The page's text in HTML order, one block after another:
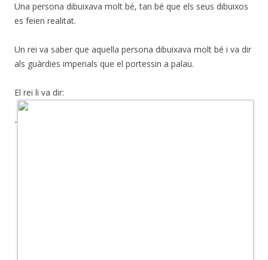
Una persona dibuixava molt bé, tan bé que els seus dibuixos
es feien realitat.
Un rei va saber que aquella persona dibuixava molt bé i va dir
als guàrdies imperials que el portessin a palau.
El rei li va dir:
-